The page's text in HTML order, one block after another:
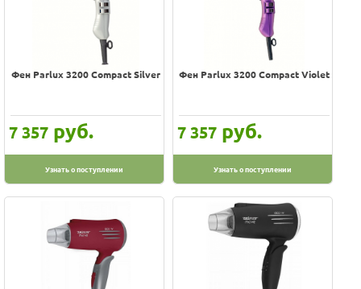
Xiaomi
Zelmer
Бердск
ВЕЛИКИЕ РЕКИ
Фен Parlux 3200 Compact Silver
7 357 руб.
Узнать о поступлении
Фен Parlux 3200 Compact Violet
7 357 руб.
Узнать о поступлении